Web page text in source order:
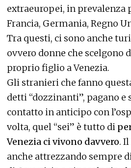
extraeuropei, in prevalenza
Francia, Germania, Regno
Tra questi, ci sono anche
ovvero donne che scelgono
proprio figlio a Venezia.
Gli stranieri che fanno
detti “dozzinanti”, pagano
contatto in anticipo con
volta, quel “sei” è tutto di
Venezia ci vivono davvero.
anche attrezzando sempre